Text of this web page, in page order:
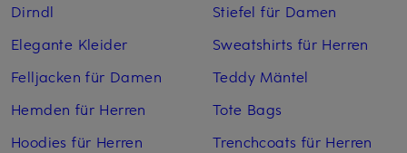
Dirndl
Elegante Kleider
Felljacken für Damen
Hemden für Herren
Hoodies für Herren
Stiefel für Damen
Sweatshirts für Herren
Teddy Mäntel
Tote Bags
Trenchcoats für Herren